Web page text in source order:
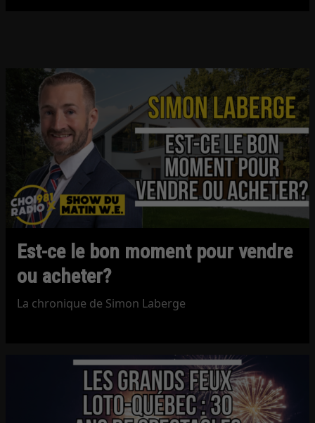
Est-ce le bon moment pour vendre
ou acheter?
La chronique de Simon Laberge